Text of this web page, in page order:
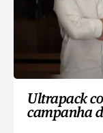
Ultrapack
campanha